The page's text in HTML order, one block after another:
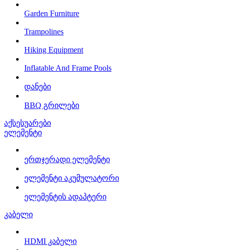
Garden Furniture
Trampolines
Hiking Equipment
Inflatable And Frame Pools
დანები
BBQ გრილები
აქსესუარები
ელემენტი
ერთჯერადი ელემენტი
ელემენტი აკუმულატორი
ელემენტის ადაპტერი
კაბელი
HDMI კაბელი